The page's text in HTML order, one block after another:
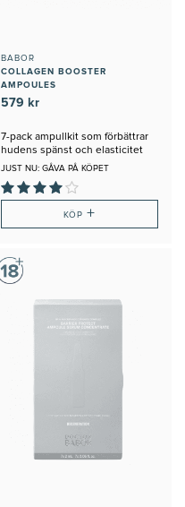
BABOR
COLLAGEN BOOSTER
AMPOULES
579 kr
7-pack ampullkit som förbättrar
hudens spänst och elasticitet
JUST NU: GÅVA PÅ KÖPET
KÖP +